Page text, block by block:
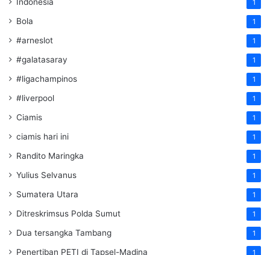
1
Bola 1
#arneslot 1
#galatasaray 1
#ligachampinos 1
#liverpool 1
Ciamis 1
ciamis hari ini 1
Randito Maringka 1
Yulius Selvanus 1
Sumatera Utara 1
Ditreskrimsus Polda Sumut 1
Dua tersangka Tambang 1
Penertiban PETI di Tapsel-Madina 1